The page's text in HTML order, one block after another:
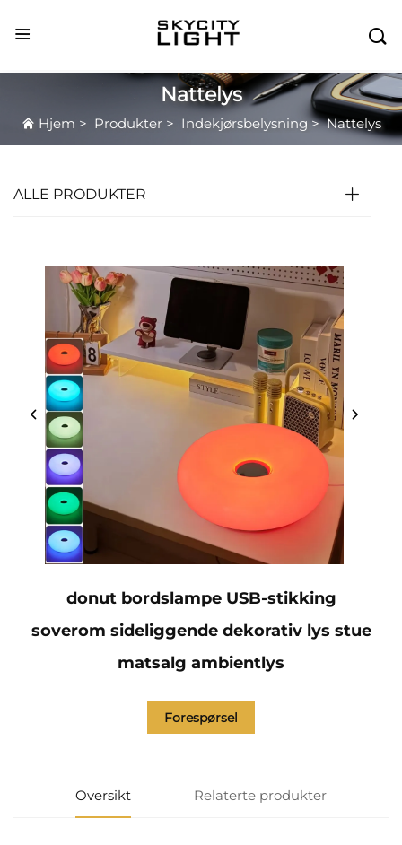

Nattelys
Hjem > Produkter> Indekjørsbelysning>Nattelys
ALLE PRODUKTER
donut bordslampe USB-stikking
soverom sideliggende dekorativ lys stue
matsalg ambientlys
Forespørsel
Oversikt Relaterte produkter